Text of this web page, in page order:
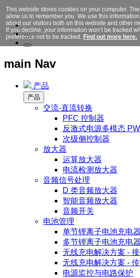
main Nav
产品
产品
交流-直流转换
PFC 控制器
反激式电源多模态
次级侧控制器
放大器
运算放大器
电流检测放大器
音频信号处理
D 类音频放大器
智能音频放大器
音频开关
电池管理
单节锂离子电池充电器
多节锂离子电池充电器
无线充电解决方案 -
无线充电解决方案 -
电源监控与电路保护
This website stores cookies on your computer.
allow us to remember you. We use this
about our visitors both on this website and other
If you decline, your information won’t be tracked
preference not to be tracked. Find out more here.